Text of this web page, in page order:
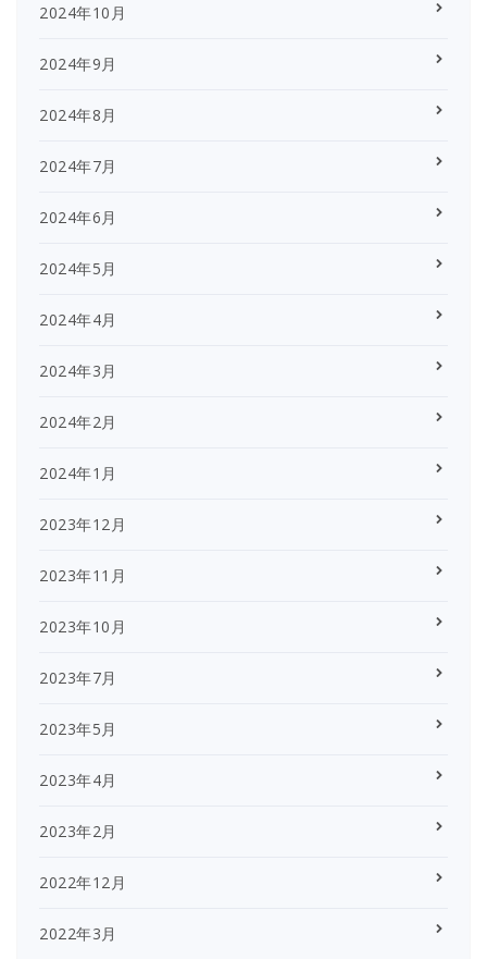
2024年10月
2024年9月
2024年8月
2024年7月
2024年6月
2024年5月
2024年4月
2024年3月
2024年2月
2024年1月
2023年12月
2023年11月
2023年10月
2023年7月
2023年5月
2023年4月
2023年2月
2022年12月
2022年3月